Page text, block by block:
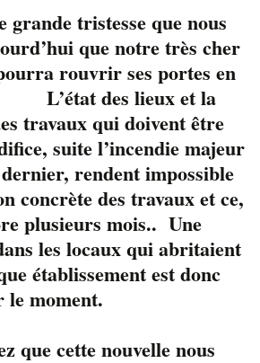
un
qui
grande tristesse que nous
que notre très cher
rouvrir ses portes en
des lieux et la
travaux qui doivent être
suite l’incendie majeur
rendent impossible
concrète des travaux et ce,
plusieurs mois.. Une
les locaux qui abritaient
établissement est donc
pour le moment.
cette nouvelle nous